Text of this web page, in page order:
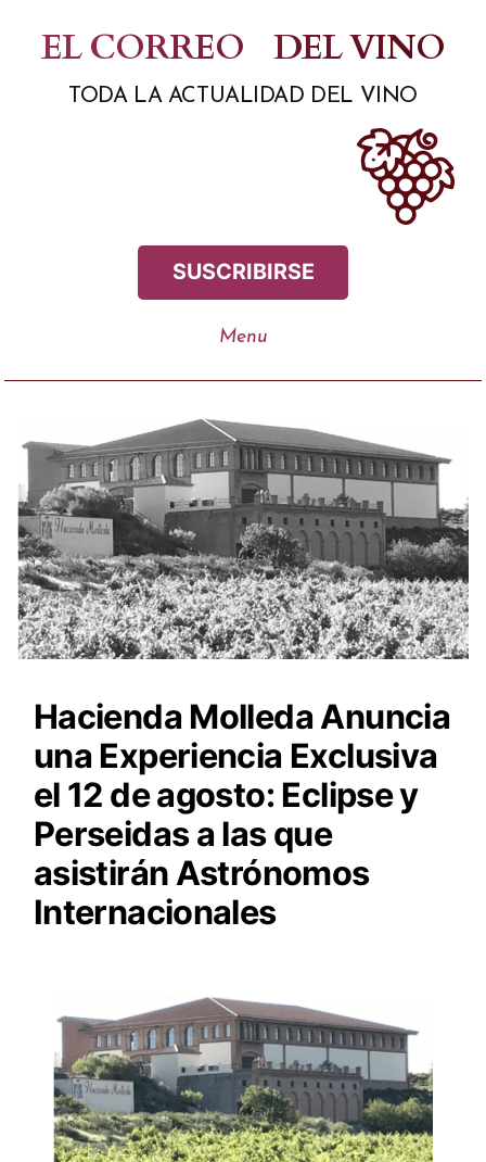
contenido
EL CORREO DEL VINO
TODA LA ACTUALIDAD DEL VINO
SUSCRIBIRSE
Hacienda Molleda Anuncia
una Experiencia Exclusiva
el 12 de agosto: Eclipse y
Perseidas a las que
asistirán Astrónomos
Internacionales